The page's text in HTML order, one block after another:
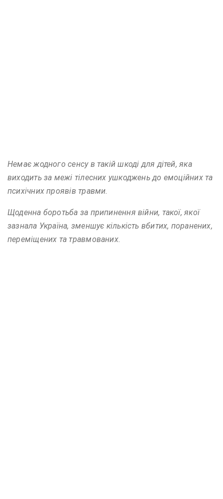
Немає жодного сенсу в такій шкоді для дітей, яка
виходить за межі тілесних ушкоджень до емоційних та
психічних проявів травми.
Щоденна боротьба за припинення війни, такої, якої
зазнала Україна, зменшує кількість вбитих, поранених,
переміщених та травмованих.